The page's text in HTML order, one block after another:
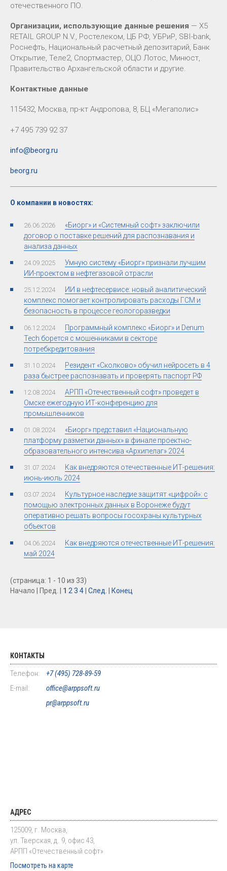
отечественного ПО.
Организации, использующие данные решения — X5
RETAIL GROUP N.V., Ростелеком, ЦБ РФ, УБРиР, SBI-bank,
Роснефть, Национальный расчетный депозитарий, Банк
Открытие, Теле2, Cпортмастер, ОЦО Лотос, Минюст,
Правительство Архангельской области и другие.
Контактные данные
115432, Москва, пр-кт Андропова, 8, БЦ «Мегаполис»
+7 495 739 92 37
info@beorg.ru
beorg.ru
О компании в новостях:
26.06.2026
«Биорг» и «Системный софт» заключили
договор о поставке решений для распознавания и
анализа данных
24.09.2025
Умную систему «Биорг» признали лучшим
ИИ-проектом в нефтегазовой отрасли
25.12.2024
ИИ в нефтесервисе: новый аналитический
комплекс помогает контролировать расходы ГСМ и
безопасность в процессе геологоразведки
06.12.2024
Программный комплекс «Биорг» и Denum
Tech борется с мошенниками в секторе
потребкредитования
31.10.2024
Резидент «Сколково» обучил нейросеть в 4
раза быстрее распознавать и проверять паспорт РФ
12.08.2024
АРПП «Отечественный софт» проведет в
Омске ежегодную ИТ-конференцию для
промышленников
01.08.2024
«Биорг» представил «Национальную
платформу разметки данных» в финале проектно-
образовательного интенсива «Архипелаг» 2024
31.07.2024
Как внедряются отечественные ИТ-решения:
июнь-июль 2024
03.07.2024
Культурное наследие защитят «цифрой»: с
помощью электронных данных в Воронеже будут
оперативно решать вопросы госохраны культурных
объектов
04.06.2024
Как внедряются отечественные ИТ-решения:
май 2024
(страница: 1 - 10 из 33)
Начало | Пред. | 1 2 3 4 След. Конец
КОНТАКТЫ
Телефон:
+7 (495) 728-89-59
E-mail:
office@arppsoft.ru
pr@arppsoft.ru
АДРЕС
125009, г. Москва,
ул. Тверская, д. 9, офис 43,
АРПП «Отечественный софт»
Посмотреть на карте